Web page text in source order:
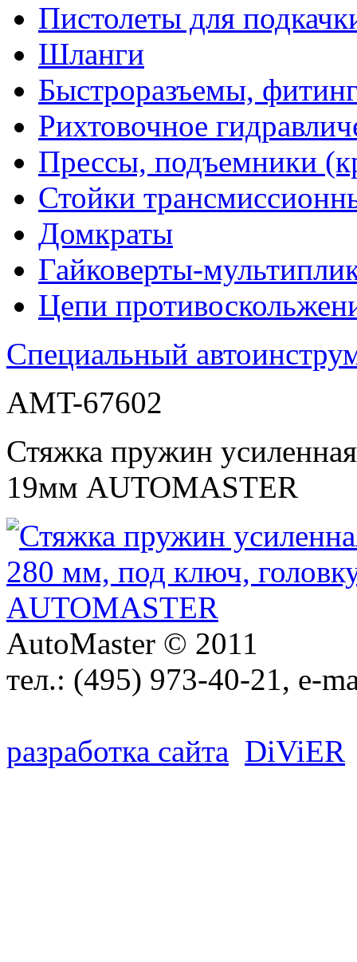
Пистолеты для
Шланги
Быстроразъемы,
Рихтовочное
Прессы, подъемники
Стойки
Домкраты
Гайковерты-
Цепи
Специальный
AMT-67602
Стяжка пружин
19мм AUTOMASTER
AutoMaster © 2011
тел.: (495) 973-40-21, e-
разработка сайта DiViER